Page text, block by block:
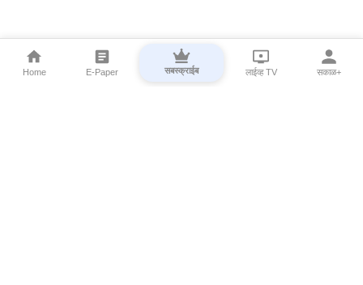
Home E-Paper सबस्क्राईब लाईव्ह TV सकाळ+